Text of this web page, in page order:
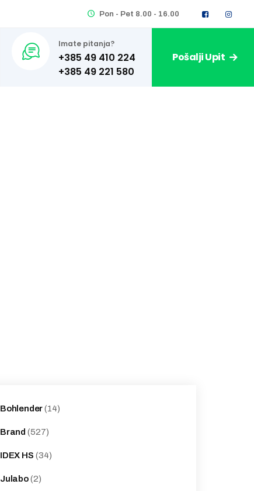
Pon - Pet 8.00 - 16.00
Imate pitanja?
+385 49 410 224 Pošalji Upit
Bohlender 1414
Brand
527527
IDEX HS 3434
Julabo 22